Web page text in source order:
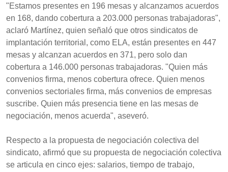
"Estamos presentes en 196 mesas y alcanzamos acuerdos
en 168, dando cobertura a 203.000 personas trabajadoras",
aclaró Martínez, quien señaló que otros sindicatos de
implantación territorial, como ELA, están presentes en 447
mesas y alcanzan acuerdos en 371, pero solo dan
cobertura a 146.000 personas trabajadoras. "Quien más
convenios firma, menos cobertura ofrece. Quien menos
convenios sectoriales firma, más convenios de empresas
suscribe. Quien más presencia tiene en las mesas de
negociación, menos acuerda", aseveró.
Respecto a la propuesta de negociación colectiva del
sindicato, afirmó que su propuesta de negociación colectiva
se articula en cinco ejes: salarios, tiempo de trabajo,